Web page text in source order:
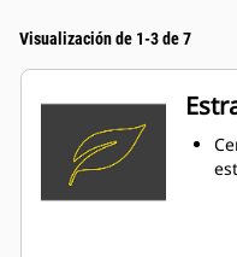
Visualización de 1-3 de 7